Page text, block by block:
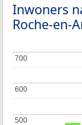
Inwoners
Roche-en-
500
500
600
600
700
700